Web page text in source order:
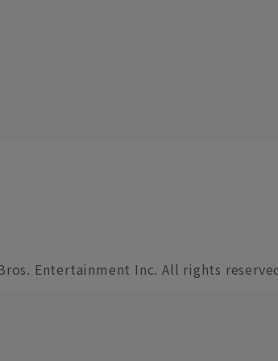
Entertainment Inc. All rights